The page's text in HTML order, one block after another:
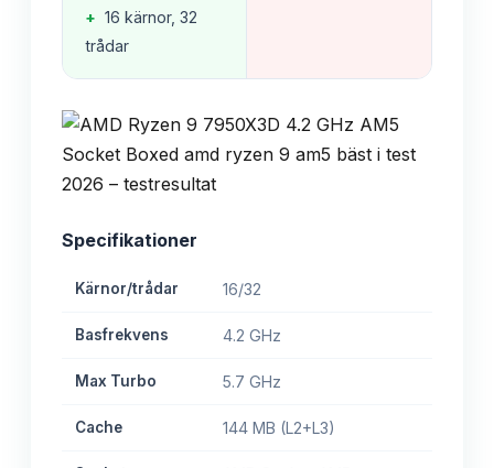
+ 16 kärnor, 32
trådar
Specifikationer
Kärnor/trådar 16/32
Basfrekvens 4.2 GHz
Max Turbo 5.7 GHz
Cache 144 MB (L2+L3)